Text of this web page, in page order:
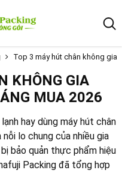
Top 3 máy hút chân không gia
KHÔNG GIA
MUA 2026
hay dùng máy hút chân
lo chung của nhiều gia
bảo quản thực phẩm hiệu
Packing đã tổng hợp